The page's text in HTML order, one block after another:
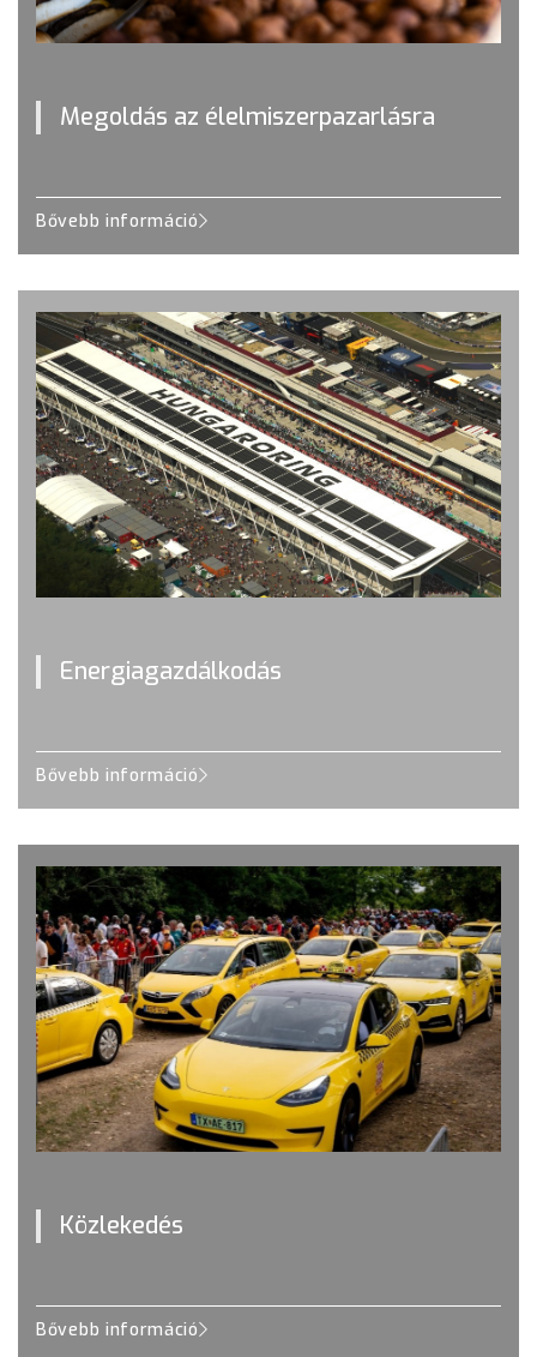
Megoldás az élelmiszerpazarlásra
Bővebb információ
Energiagazdálkodás
Bővebb információ
Közlekedés
Bővebb információ